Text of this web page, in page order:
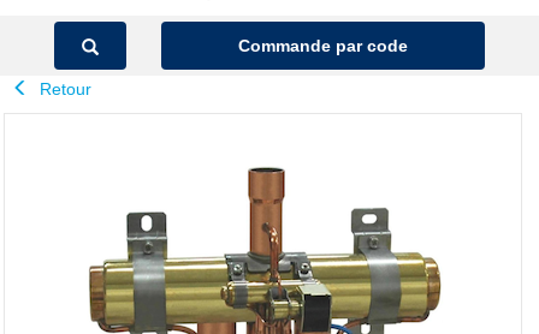
Commande par code
Retour